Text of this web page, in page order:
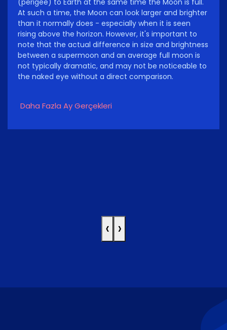
(perigee) to Earth at the same time the Moon is full.
At such a time, the Moon can look larger and brighter
than it normally does - especially when it is seen
rising above the horizon. However, it's important to
note that the actual difference in size and brightness
between a supermoon and an average full moon is
not typically dramatic, and may not be noticeable to
the naked eye without a direct comparison.
Daha Fazla Ay Gerçekleri
‹ ›